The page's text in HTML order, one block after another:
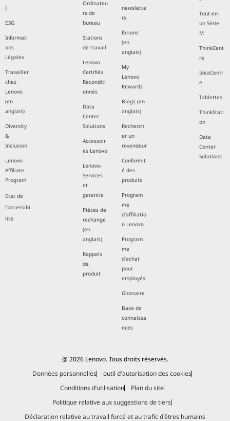
)
ESG
Informati
ons
Légales
Travailler
chez
Lenovo
(en
anglais)
Diversity
&
Inclusion
Lenovo
Affiliate
Program
Etat de
l'accessibi
lité
Ordinateu
rs de
bureau
Stations
de travail
Lenovo
Certifiés
Reconditi
onnés
Data
Center
Solutions
Accessoir
es Lenovo
Lenovo-
Services
et
garantie
Pièces de
rechange
(en
anglais)
Rappels
de
produit
newslette
rs
forums
(en
anglais)
My
Lenovo
Rewards
Blogs (en
anglais)
Recherch
er un
revendeur
Conformit
é des
produits
Program
me
d'affiliatio
n Lenovo
Program
me
d’achat
pour
employés
Glossaire
Base de
connaissa
nces
Tout-en-
un Série
M
ThinkCent
re
IdeaCentr
e
Tablettes
ThinkStati
on
Data
Center
Solutions
@ 2026 Lenovo. Tous droits réservés.
Données personnelles
outil d'autorisation des cookies
Conditions d’utilisation
Plan du site
Politique relative aux suggestions de tiers
Déclaration relative au travail forcé et au trafic d'êtres humains